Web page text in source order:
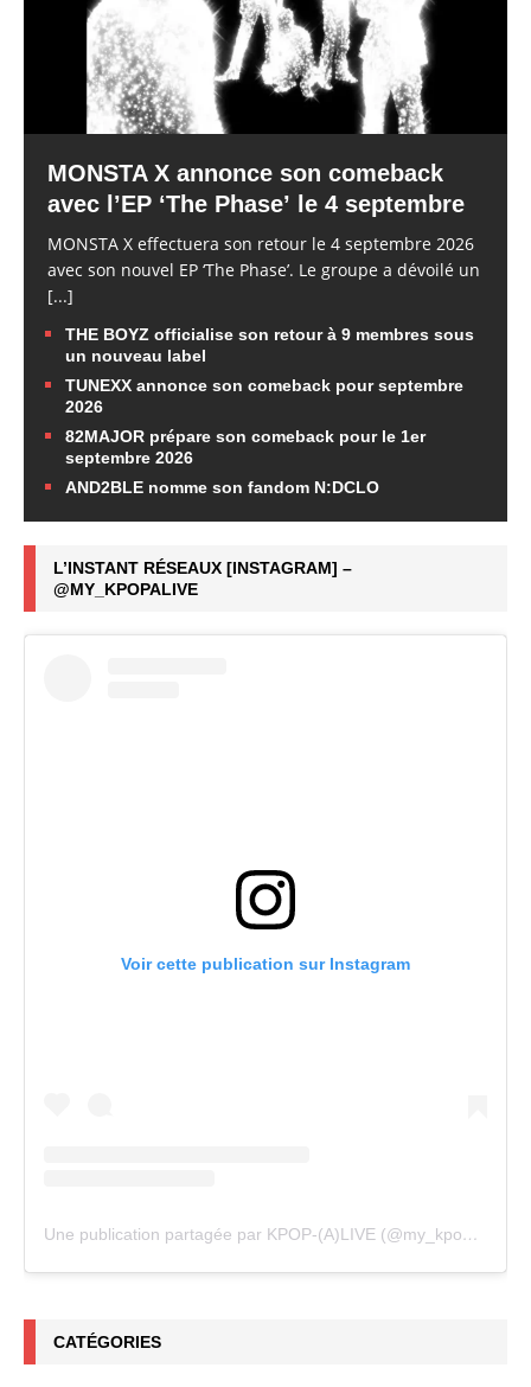
MONSTA X annonce son comeback
avec l’EP ‘The Phase’ le 4 septembre
MONSTA X effectuera son retour le 4 septembre 2026
avec son nouvel EP ‘The Phase’. Le groupe a dévoilé un
[...]
THE BOYZ officialise son retour à 9 membres sous
un nouveau label
TUNEXX annonce son comeback pour septembre
2026
82MAJOR prépare son comeback pour le 1er
septembre 2026
AND2BLE nomme son fandom N:DCLO
L’INSTANT RÉSEAUX [INSTAGRAM] –
@MY_KPOPALIVE
Voir cette publication sur Instagram
Une publication partagée par KPOP-(A)LIVE (@my_kpopalive)
CATÉGORIES